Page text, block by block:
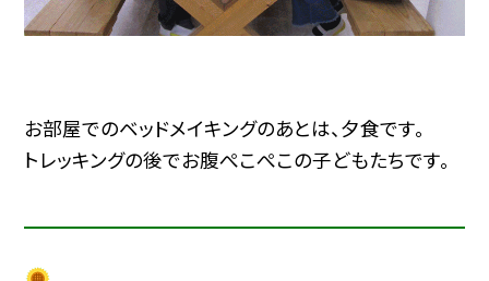
お部屋でのベッドメイキングのあとは、夕食です。
トレッキングの後でお腹ぺこぺこの子どもたちです。